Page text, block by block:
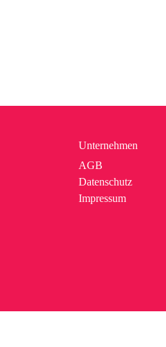
Unternehmen
AGB
Datenschutz
Impressum